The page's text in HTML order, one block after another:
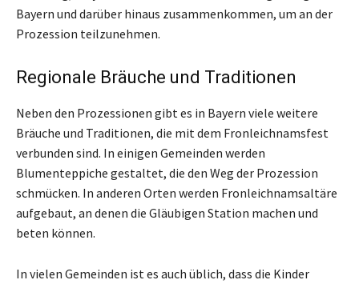
Bayern und darüber hinaus zusammenkommen, um an der
Prozession teilzunehmen.
Regionale Bräuche und Traditionen
Neben den Prozessionen gibt es in Bayern viele weitere
Bräuche und Traditionen, die mit dem Fronleichnamsfest
verbunden sind. In einigen Gemeinden werden
Blumenteppiche gestaltet, die den Weg der Prozession
schmücken. In anderen Orten werden Fronleichnamsaltäre
aufgebaut, an denen die Gläubigen Station machen und
beten können.
In vielen Gemeinden ist es auch üblich, dass die Kinder